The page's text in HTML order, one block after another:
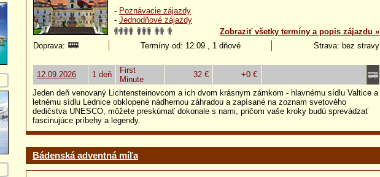
- Poznávacie zájazdy
- Jednodňové zájazdy
Zobraziť všetky termíny a popis zájazdu »
Doprava:
Termíny od: 12.09., 1 dňové Strava: bez stravy
12.09.2026 1 deň
First
Minute
32 €
+0 €
Jeden deň venovaný Lichtensteinovcom a ich dvom krásnym zámkom - hlavnému sídlu Valtice a
letnému sídlu Lednice obklopené nádhernou záhradou a zapísané na zoznam svetového
dedičstva UNESCO, môžete preskúmať dokonale s nami, pričom vaše kroky budú sprevádzať
fascinujúce príbehy a legendy.
Bádenská adventná míľa